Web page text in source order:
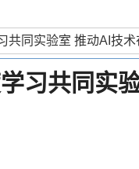
习共同实